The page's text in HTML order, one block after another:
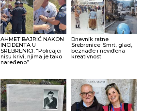
AHMET BAJRIĆ NAKON
INCIDENTA U
SREBRENICI: “Policajci
nisu krivi, njima je tako
naređeno”
Dnevnik ratne
Srebrenice: Smrt, glad,
beznađe i neviđena
kreativnost